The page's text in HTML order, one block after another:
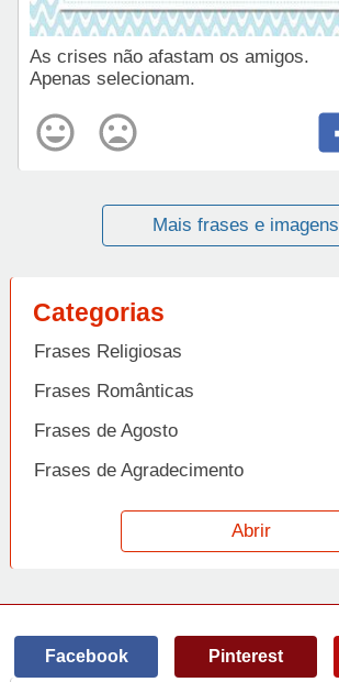
As crises não afastam os amigos.
Apenas selecionam.
Mais frases e imagens
Categorias
Frases Religiosas
Frases Românticas
Frases de Agosto
Frases de Agradecimento
Frases de Amizade
Frases de Amor
Frases de Arrependimento
Abrir
Facebook Pinterest